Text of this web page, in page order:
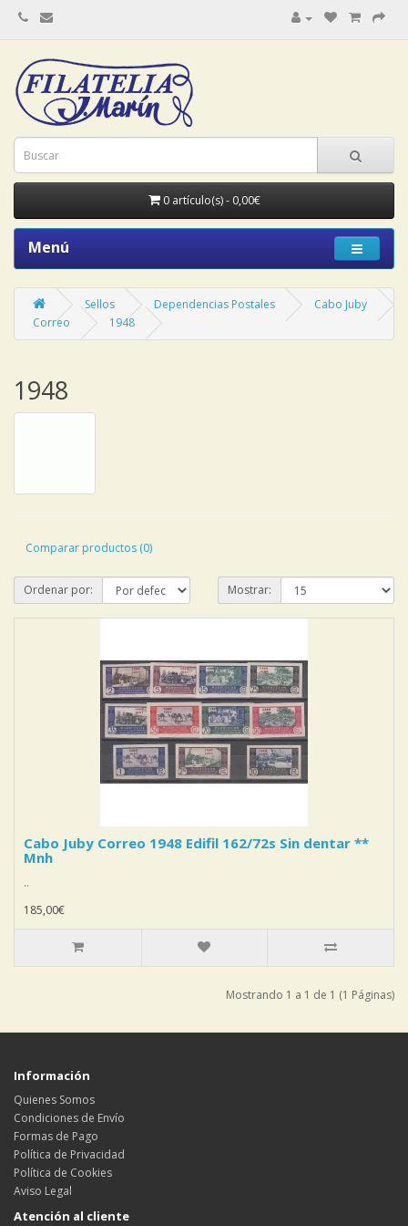
0 artículo(s) - 0,00€
Menú
Sellos Dependencias Postales
Cabo Juby
Correo
1948
1948
Comparar productos (0)
Ordenar por: Mostrar:
Cabo Juby Correo 1948 Edifil 162/72s Sin dentar **
Mnh
..
185,00€
Mostrando 1 a 1 de 1 (1 Páginas)
Información
Quienes Somos
Condiciones de Envío
Formas de Pago
Política de Privacidad
Política de Cookies
Aviso Legal
Atención al cliente